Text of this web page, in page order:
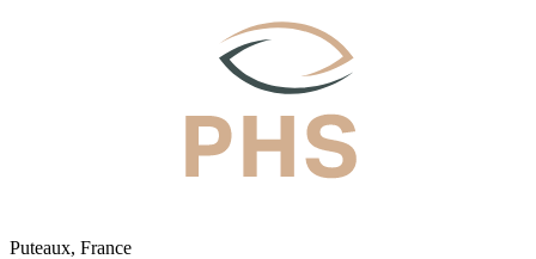
Puteaux, France